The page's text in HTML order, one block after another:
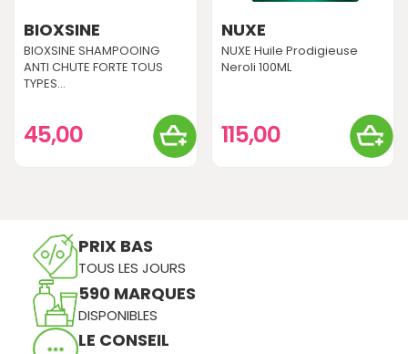
BIOXSINE
BIOXSINE SHAMPOOING
ANTI CHUTE FORTE TOUS
TYPES...
45,00
NUXE
NUXE Huile Prodigieuse
Neroli 100ML
115,00
PRIX BAS
TOUS LES JOURS
590 MARQUES
DISPONIBLES
LE CONSEIL